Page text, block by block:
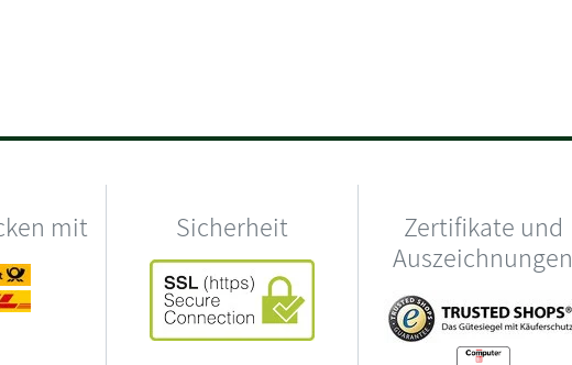
mit Sicherheit
Zertifikate und
Auszeichnungen